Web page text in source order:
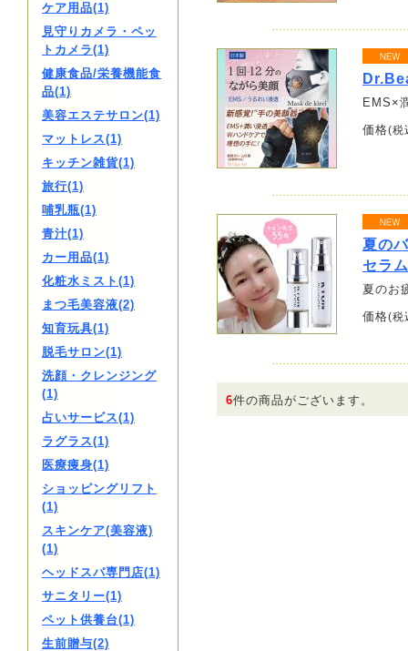
ケア用品(1)
見守りカメラ・ペッ
トカメラ(1)
健康食品/栄養機能食
品(1)
美容エステサロン(1)
マットレス(1)
キッチン雑貨(1)
旅行(1)
哺乳瓶(1)
青汁(1)
カー用品(1)
化粧水ミスト(1)
まつ毛美容液(2)
知育玩具(1)
脱毛サロン(1)
洗顔・クレンジング
(1)
占いサービス(1)
ラグラス(1)
医療痩身(1)
ショッピングリフト
(1)
スキンケア(美容液)
(1)
ヘッドスパ専門店(1)
サニタリー(1)
ペット供養台(1)
生前贈与(2)
EMS×
価格(税
夏の
セラ
夏のお
価格(税
6件の商品がございます。